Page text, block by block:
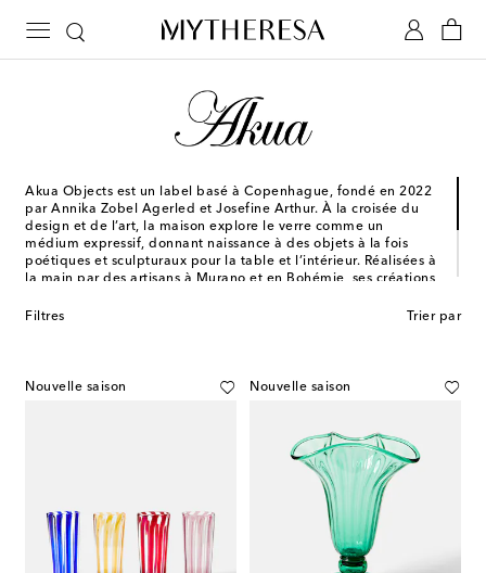
Akua Objects est un label basé à Copenhague, fondé en 2022
par Annika Zobel Agerled et Josefine Arthur. À la croisée du
design et de l’art, la maison explore le verre comme un
médium expressif, donnant naissance à des objets à la fois
poétiques et sculpturaux pour la table et l’intérieur. Réalisées à
la main par des artisans à Murano et en Bohémie, ses créations
leurs formes organiques et leurs teintes subtiles. Pensées pour
Filtres Trier par
Nouvelle saison Nouvelle saison